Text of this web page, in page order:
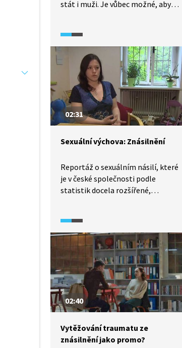
stát i muži. Je vůbec možné, aby
manželky zažíval léta, a to doma
ve své ložnici.
02:31
Sexuální výchova: Znásilnění
Reportáž o sexuálním násilí, které
je v české společnosti podle
statistik docela rozšířené,
právní ochrana obětí a jak se
násilné činy policií či u soudu řeší.
02:40
Vytěžování traumatu ze
znásilnění jako promo?